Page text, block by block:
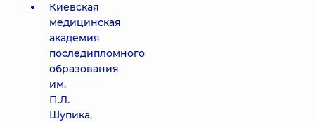
Киевская
медицинская
академия
последипломного
образования
им.
П.Л.
Шупика,